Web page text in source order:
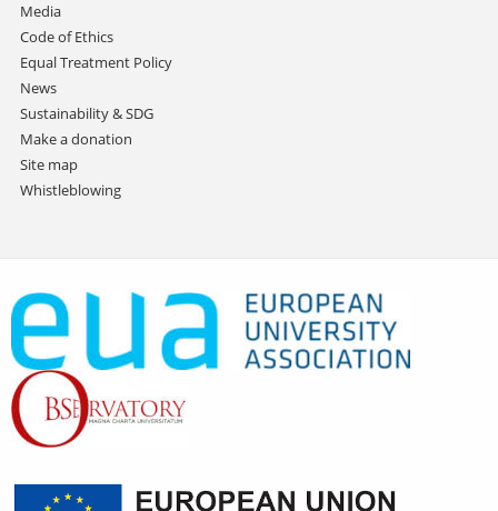
Media
Code of Ethics
Equal Treatment Policy
News
Sustainability & SDG
Make a donation
Site map
Whistleblowing